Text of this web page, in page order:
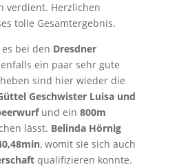
verdient. Herzlichen
tolle Gesamtergebnis.
bei den Dresdner
ein paar sehr gute
sind hier wieder die
Geschwister Luisa und
und ein 800m
lässt. Belinda Hörnig
, womit sie sich auch
qualifizieren konnte.